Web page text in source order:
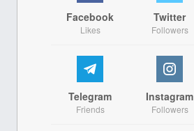
Facebook
Likes
Twitter
Followers
Telegram
Friends
Instagram
Followers